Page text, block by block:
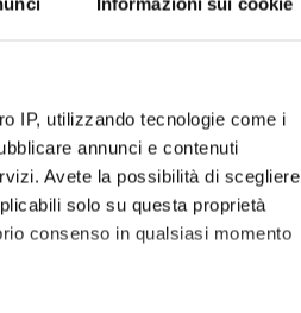
IP, utilizzando tecnologie come i
annunci e contenuti
Avete la possibilità di scegliere
solo su questa proprietà
consenso in qualsiasi momento